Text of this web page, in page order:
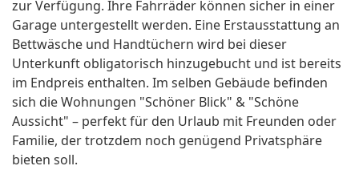
zur Verfügung. Ihre Fahrräder können sicher in einer
Garage untergestellt werden. Eine Erstausstattung an
Bettwäsche und Handtüchern wird bei dieser
Unterkunft obligatorisch hinzugebucht und ist bereits
im Endpreis enthalten. Im selben Gebäude befinden
sich die Wohnungen "Schöner Blick" & "Schöne
Aussicht" – perfekt für den Urlaub mit Freunden oder
Familie, der trotzdem noch genügend Privatsphäre
bieten soll.